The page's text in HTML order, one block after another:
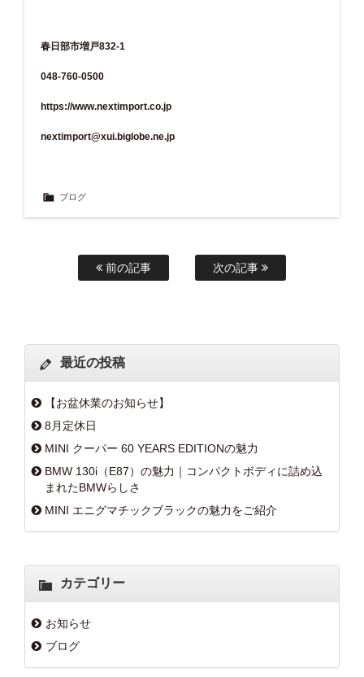
春日部市増戸832-1
048-760-0500
https://www.nextimport.co.jp
nextimport@xui.biglobe.ne.jp
ブログ
前の記事 次の記事
最近の投稿
【お盆休業のお知らせ】
8月定休日
MINI クーパー 60 YEARS EDITIONの魅力
BMW 130i（E87）の魅力｜コンパクトボディに詰め込
まれたBMWらしさ
MINI エニグマチックブラックの魅力をご紹介
カテゴリー
お知らせ
ブログ